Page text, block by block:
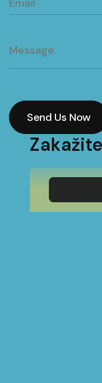
Send Us Now